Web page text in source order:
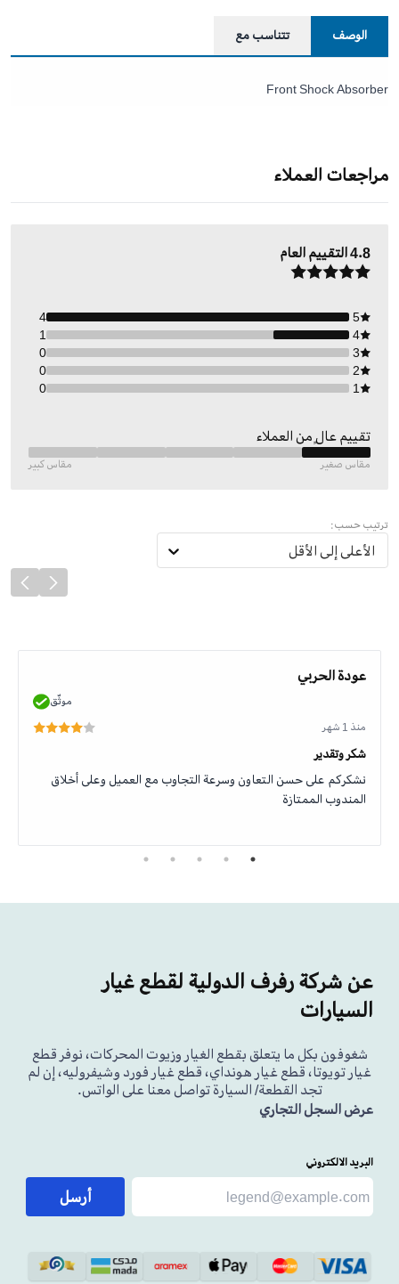
الوصف تتناسب مع
Front Shock Absorber
مراجعات العملاء
4.8التقييم العام
5
4
4
1
3
0
2
0
1
0
تقييم عالٍ من العملاء
مقاس صغير مقاس كبير
ترتيب حسب:
الأعلى إلى الأقل
عودة الحربي
موثّق
منذ 1 شهر
شكر وتقدير
نشكركم على حسن التعاون وسرعة التجاوب مع العميل وعلى أخلاق
المندوب الممتازة
عن شركة رفرف الدولية لقطع غيار
السيارات
شغوفون بكل ما يتعلق بقطع الغيار وزيوت المحركات، نوفر قطع
غيار تويوتا، قطع غيار هونداي، قطع غيار فورد وشيفروليه، إن لم
تجد القطعة/ السيارة تواصل معنا على الواتس.
عرض السجل التجاري
البريد الالكتروني
أرسل